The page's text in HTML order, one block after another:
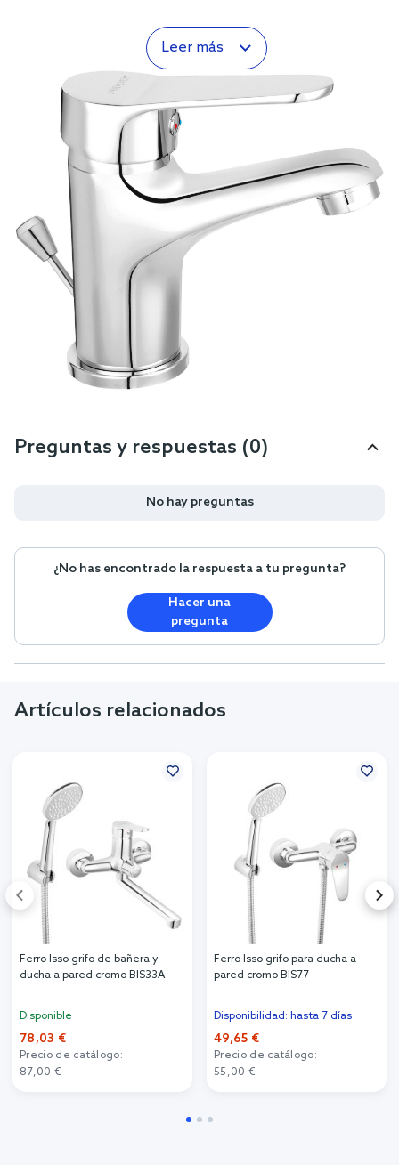
Leer más
Preguntas y respuestas (0)
No hay preguntas
¿No has encontrado la respuesta a tu pregunta?
Hacer una
pregunta
Artículos relacionados
Ferro Isso grifo de bañera y
ducha a pared cromo BIS33A
Disponible
78,03 €
Precio de catálogo:
87,00 €
Ferro Isso grifo para ducha a
pared cromo BIS77
Disponibilidad: hasta 7 días
49,65 €
Precio de catálogo:
55,00 €